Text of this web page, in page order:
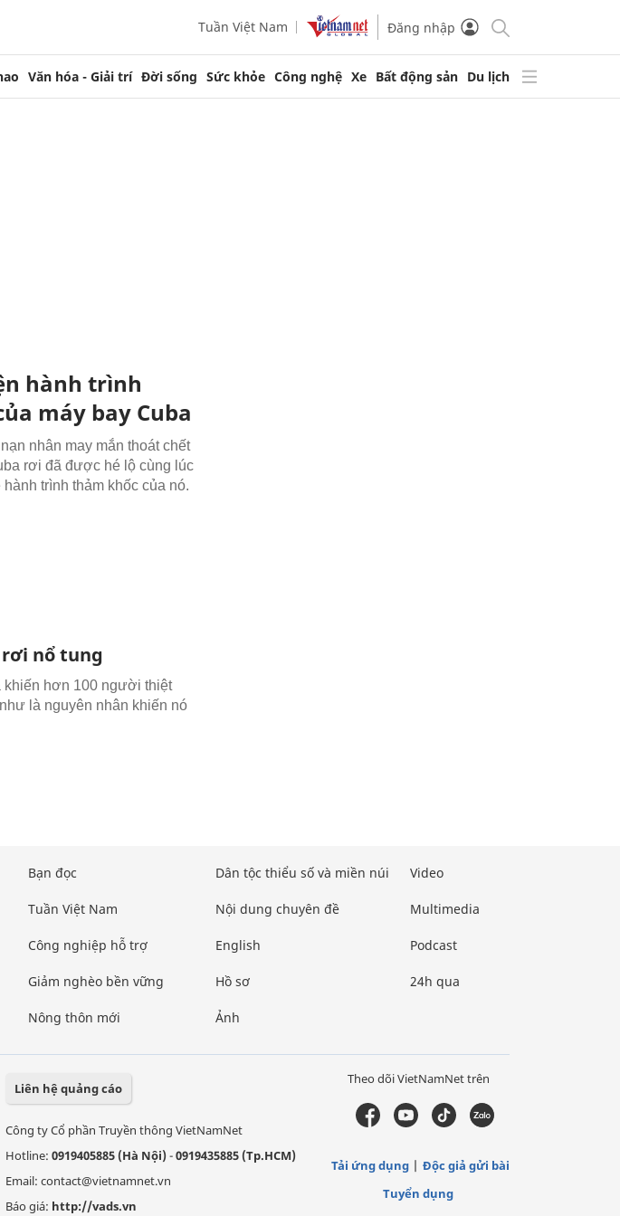
Tuần Việt Nam Đăng nhập
Văn hóa - Giải trí Đời sống Sức khỏe Công nghệ Xe Bất động sản Du lịch
hành trình
máy bay Cuba
nhân may mắn thoát chết
rơi đã được hé lộ cùng lúc
trình thảm khốc của nó.
rơi nổ tung
khiến hơn 100 người thiệt
là nguyên nhân khiến nó
Bạn đọc
Tuần Việt Nam
Công nghiệp hỗ trợ
Giảm nghèo bền vững
Nông thôn mới
Dân tộc thiểu số và miền núi
Nội dung chuyên đề
English
Hồ sơ
Ảnh
Video
Multimedia
Podcast
24h qua
Liên hệ quảng cáo
Công ty Cổ phần Truyền thông VietNamNet
Hotline: 0919405885 (Hà Nội)-0919435885 (Tp.HCM)
Email: contact@vietnamnet.vn
Báo giá: http://vads.vn
Theo dõi VietNamNet trên
Tải ứng dụng
Độc giả gửi bài
Tuyển dụng